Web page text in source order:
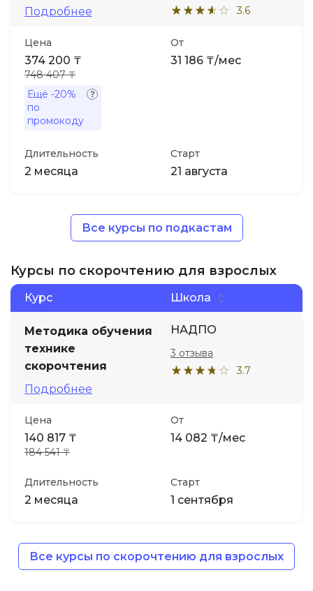
Подробнее 3.6
Цена
374 200 ₸
748 407 ₸
Ещё -20%
по
промокоду
От
31 186 ₸/мес
Длительность
2 месяца
Старт
21 августа
Все курсы по подкастам
Курсы по скорочтению для взрослых
Курс Школа
Методика обучения
технике
скорочтения
Подробнее
НАДПО
3.7
3 отзыва
Цена
140 817 ₸
184 541 ₸
От
14 082 ₸/мес
Длительность
2 месяца
Старт
1 сентября
Все курсы по скорочтению для взрослых